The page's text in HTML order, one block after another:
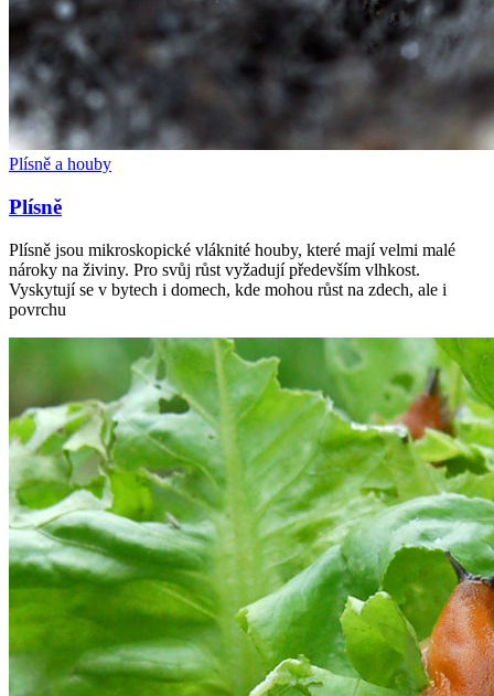
Plísně a houby
Plísně
Plísně jsou mikroskopické vláknité houby, které mají velmi malé
nároky na živiny. Pro svůj růst vyžadují především vlhkost.
Vyskytují se v bytech i domech, kde mohou růst na zdech, ale i
povrchu